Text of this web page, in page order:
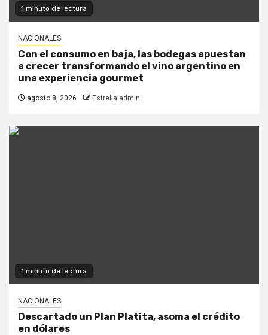
1 minuto de lectura
NACIONALES
Con el consumo en baja, las bodegas apuestan
a crecer transformando el vino argentino en
una experiencia gourmet
agosto 8, 2026 Estrella admin
1 minuto de lectura
NACIONALES
Descartado un Plan Platita, asoma el crédito
en dólares